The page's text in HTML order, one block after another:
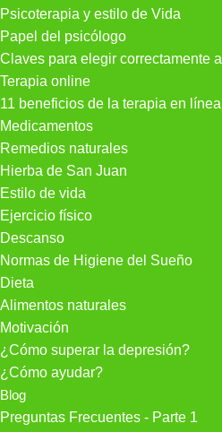
Psicoterapia y estilo de Vida
Papel del psicólogo
Claves para elegir correctamente
Terapia online
11 beneficios de la terapia en línea
Medicamentos
Remedios naturales
Hierba de San Juan
Estilo de vida
Ejercicio físico
Descanso
Normas de Higiene del Sueño
Dieta
Alimentos naturales
Motivación
¿Cómo superar la depresión?
¿Cómo ayudar?
Blog
Preguntas Frecuentes - Parte 1